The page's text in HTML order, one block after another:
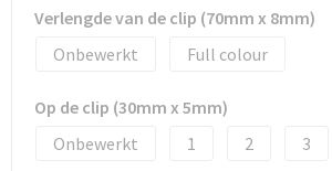
Verlengde van de clip (70mm x 8mm)
Onbewerkt
Full colour
Op de clip (30mm x 5mm)
Onbewerkt
1 2 3